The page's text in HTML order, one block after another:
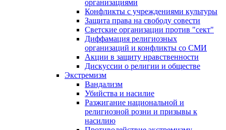
организациями
Конфликты с учреждениями культуры
Защита права на свободу совести
Светские организации против "сект"
Диффамация религиозных
организаций и конфликты со СМИ
Акции в защиту нравственности
Дискуссии о религии и обществе
Экстремизм
Вандализм
Убийства и насилие
Разжигание национальной и
религиозной розни и призывы к
насилию